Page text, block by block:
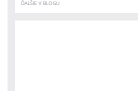
ĎALŠIE V BLOGU